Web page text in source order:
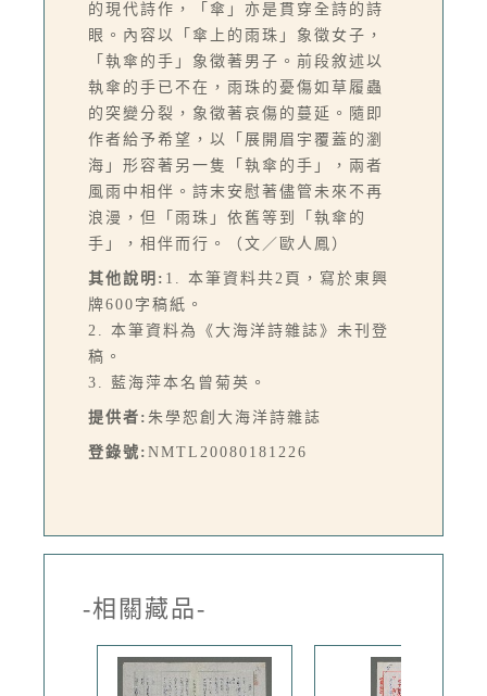
的現代詩作，「傘」亦是貫穿全詩的詩
眼。內容以「傘上的雨珠」象徵女子，
「執傘的手」象徵著男子。前段敘述以
執傘的手已不在，雨珠的憂傷如草履蟲
的突變分裂，象徵著哀傷的蔓延。隨即
作者給予希望，以「展開眉宇覆蓋的瀏
海」形容著另一隻「執傘的手」，兩者
風雨中相伴。詩末安慰著儘管未來不再
浪漫，但「雨珠」依舊等到「執傘的
手」，相伴而行。（文／歐人鳳）
其他說明: 1. 本筆資料共2頁，寫於東興
牌600字稿紙。
2. 本筆資料為《大海洋詩雜誌》未刊登
稿。
3. 藍海萍本名曾菊英。
提供者: 朱學恕創大海洋詩雜誌
登錄號: NMTL20080181226
-相關藏品-